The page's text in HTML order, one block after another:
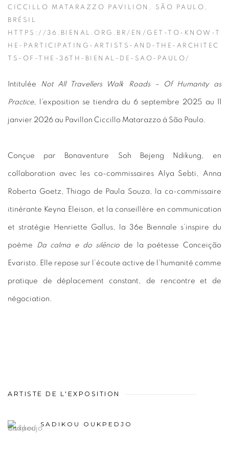
CICCILLO MATARAZZO PAVILION, SÃO PAULO,
BRÉSIL
HTTPS://36.BIENAL.ORG.BR/EN/GET-TO-KNOW-T
HE-PARTICIPATING-ARTISTS-AND-THE-ARCHITEC
TS-OF-THE-36TH-BIENAL-DE-SAO-PAULO/
Intitulée Not All Travellers Walk Roads – Of Humanity as
Practice, l’exposition se tiendra du 6 septembre 2025 au 11
janvier 2026 au Pavillon Ciccillo Matarazzo à São Paulo.
Conçue par Bonaventure Soh Bejeng Ndikung, en
collaboration avec les co-commissaires Alya Sebti, Anna
Roberta Goetz, Thiago de Paula Souza, la co-commissaire
itinérante Keyna Eleison, et la conseillère en communication
et stratégie Henriette Gallus, la 36e Biennale s’inspire du
poème Da calma e do silêncio de la poétesse Conceição
Evaristo. Elle repose sur l’écoute active de l’humanité comme
pratique de déplacement constant, de rencontre et de
négociation.
ARTISTE DE L'EXPOSITION
SADIKOU OUKPEDJO